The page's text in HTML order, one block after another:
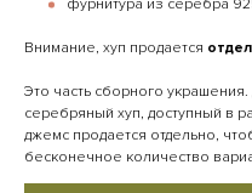
фурнитура из серебра
Внимание, хуп продается
Это часть сборного
серебряный хуп, доступный в
джемс продается отдельно,
бесконечное количество